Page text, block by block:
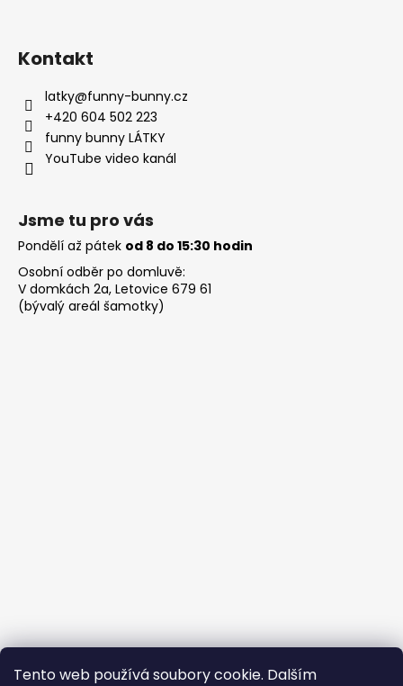
Tento web používá soubory cookie. Dalším
Kontakt
latky@funny-bunny.cz
+420 604 502 223
funny bunny LÁTKY
YouTube video kanál
Jsme tu pro vás
Pondělí až pátek od 8 do 15:30 hodin
Osobní odběr po domluvě:
V domkách 2a, Letovice 679 61
(bývalý areál šamotky)